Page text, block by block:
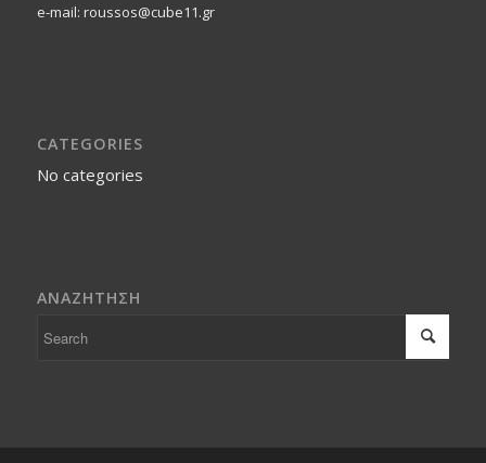
e-mail: roussos@cube11.gr
CATEGORIES
No categories
ΑΝΑΖΗΤΗΣΗ